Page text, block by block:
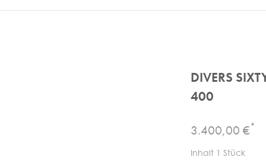
Uhrenarmbänder
Uhrenbeweger
Uhrenbox
& -Etui
DIVERS
400
3.400,00 €*
Inhalt 1Stück